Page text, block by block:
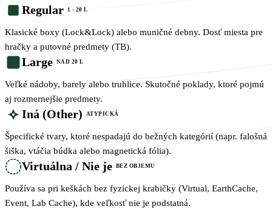
Regular 1 - 20 L
Klasické boxy (Lock&Lock) alebo muničné debny. Dosť miesta pre
hračky a putovné predmety (TB).
Large NAD 20 L
Veľké nádoby, barely alebo truhlice. Skutočné poklady, ktoré pojmú
aj rozmernejšie predmety.
Iná (Other) ATYPICKÁ
Špecifické tvary, ktoré nespadajú do bežných kategórií (napr. falošná
šiška, vtáčia búdka alebo magnetická fólia).
Virtuálna / Nie je BEZ OBJEMU
Používa sa pri keškách bez fyzickej krabičky (Virtual, EarthCache,
Event, Lab Cache), kde veľkosť nie je podstatná.